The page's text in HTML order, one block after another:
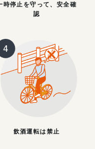
時停止を守って、安全確
認
飲酒運転は禁止